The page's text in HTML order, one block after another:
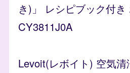
き)」 レシピブック付き
CY3811J0A
Levoit(レボイト) 空気